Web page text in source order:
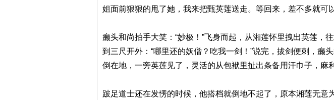
姐面前狠狠的甩了她，我来把甄英莲送走。等回来，差不多就可
癞头和尚拍手大笑：“妙极！”飞身而起，从湘莲怀里拽出英莲，
到三尺开外：“哪里还的妖僧？吃我一剑！”说完，拔剑便刺，
倒在地，一旁英莲见了，灵活的从包袱里扯出条备用汗巾子，麻
跛足道士还在发愣的时候，他搭档就倒地不起了，原本湘莲无